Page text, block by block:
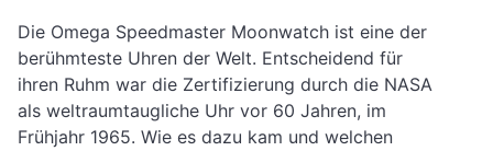
Die Omega Speedmaster Moonwatch ist eine der
berühmteste Uhren der Welt. Entscheidend für
ihren Ruhm war die Zertifizierung durch die NASA
als weltraumtaugliche Uhr vor 60 Jahren, im
Frühjahr 1965. Wie es dazu kam und welchen